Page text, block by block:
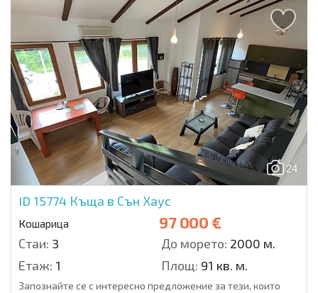
24
ID 15774 Къща в Сън Хаус
Кошарица 97 000 €
Стаи: 3 До морето: 2000 м.
Етаж: 1 Площ: 91 кв. м.
Запознайте се с интересно предложение за тези, които